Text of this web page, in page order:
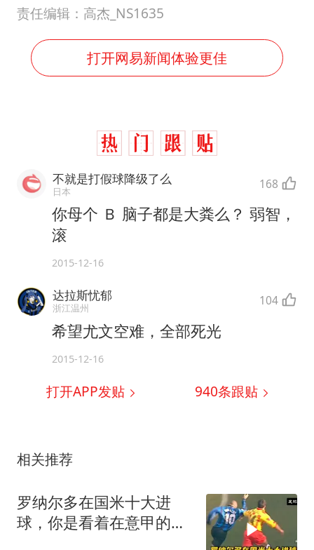
责任编辑：高杰_NS1635
打开网易新闻体验更佳
不就是打假球降级了么
日本 168
你母个 Ｂ 脑子都是大粪么？ 弱智，
滚
2015-12-16
达拉斯忧郁
浙江温州 104
希望尤文空难，全部死光
2015-12-16
打开APP发贴 940条跟贴
相关推荐
罗纳尔多在国米十大进
球，你是看着在意甲的他